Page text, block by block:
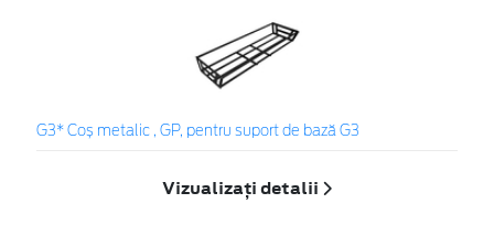
G3* Coș metalic , GP, pentru suport de bază G3
Vizualizați detalii